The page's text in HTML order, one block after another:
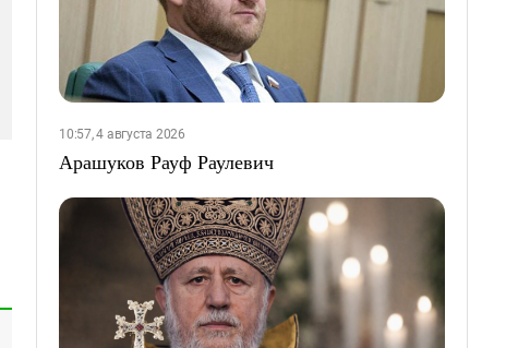
10:57, 4 августа 2026
Арашуков Рауф Раулевич